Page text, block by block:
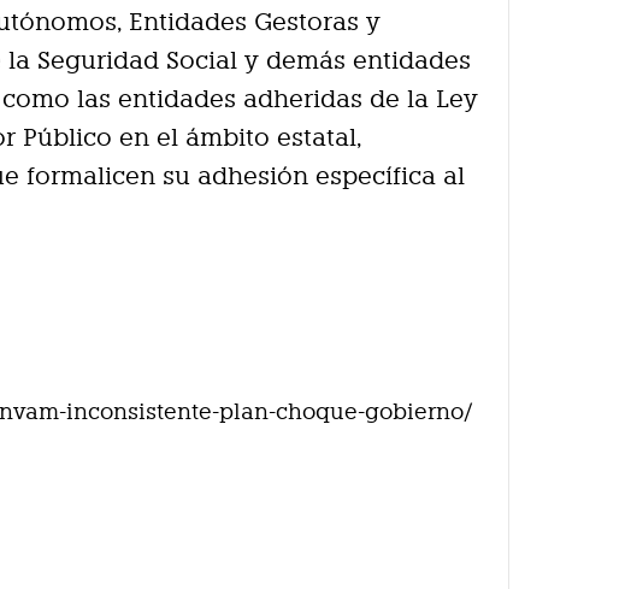
Entidades Gestoras y
Seguridad Social y demás entidades
las entidades adheridas de la Ley
Público en el ámbito estatal,
formalicen su adhesión específica al
inconsistente-plan-choque-gobierno/